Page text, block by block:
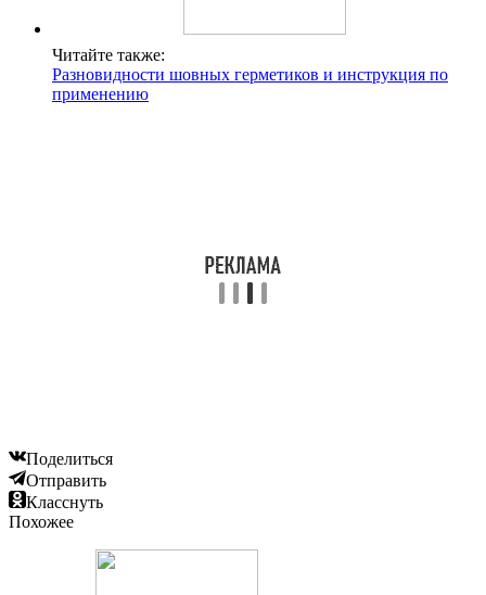
Читайте также:
Разновидности шовных герметиков и инструкция по
применению
Поделиться
Отправить
Класснуть
Похожее